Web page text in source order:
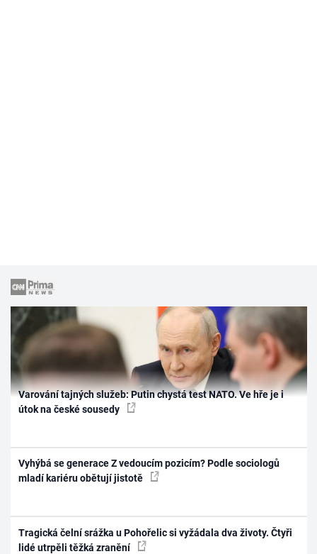
Varování tajných služeb: Putin chystá test NATO. Ve hře je i
útok na české sousedy
Vyhýbá se generace Z vedoucím pozicím? Podle sociologů
mladí kariéru obětují jistotě
Tragická čelní srážka u Pohořelic si vyžádala dva životy. Čtyři
lidé utrpěli těžká zranění